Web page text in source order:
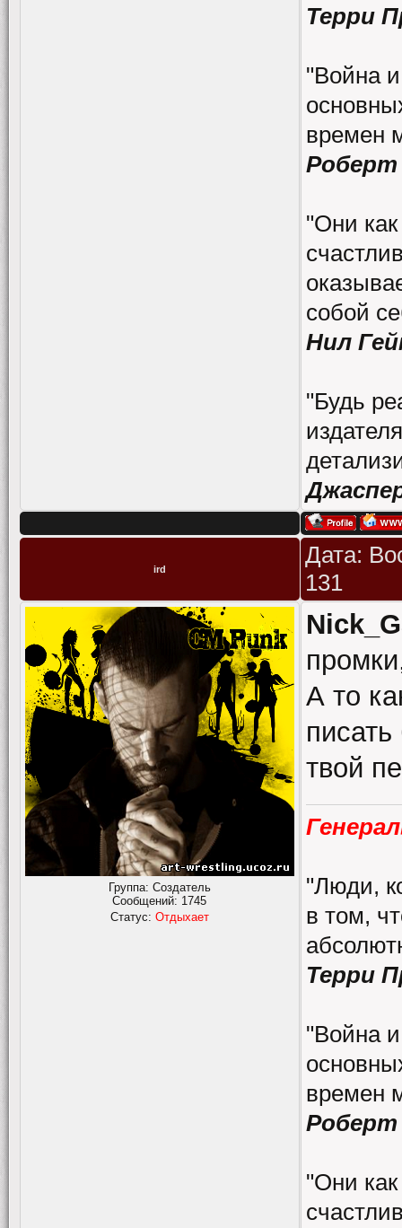
Терри
"Война
времен
"Они
собой
Нил
"Будь
ird
Дата:
131
Группа: Создатель
Сообщений: 1745
Статус: Отдыхает
А то
твой
"Люди,
в том,
Терри
"Война
времен
"Они